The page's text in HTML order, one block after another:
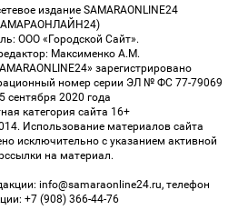
издание SAMARAONLINE24
ООО «Городской Сайт».
Максименко А.М.
зарегистрировано
номер серии ЭЛ № ФС 77-79069
сентября 2020 года
категория сайта 16+
Использование материалов сайта
исключительно с указанием активной
на материал.
info@samaraonline24.ru, телефон
+7 (908) 366-44-76